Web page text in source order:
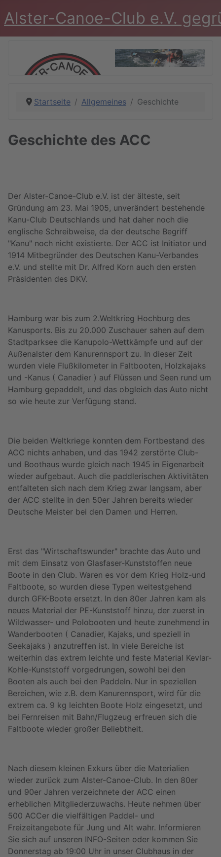
Alster-Canoe-Club e.V.
Startseite Allgemeines Geschichte
Geschichte des ACC
Der Alster-Canoe-Club e.V. ist der älteste, seit
Gründung am 23. Mai 1905, unverändert bestehende
Kanu-Club Deutschlands und hat daher noch die
englische Schreibweise, da der deutsche Begriff
"Kanu" noch nicht existierte. Der ACC ist Initiator und
1914 Mitbegründer des Deutschen Kanu-Verbandes
e.V. und stellte mit Dr. Alfred Korn auch den ersten
Präsidenten des DKV.
Hamburg war bis zum 2.Weltkrieg Hochburg des
Kanusports. Bis zu 20.000 Zuschauer sahen auf dem
Stadtparksee die Kanupolo-Wettkämpfe und auf der
Außenalster dem Kanurennsport zu. In dieser Zeit
wurden viele Flußkilometer in Faltbooten, Holzkajaks
und -Kanus ( Canadier ) auf Flüssen und Seen rund um
Hamburg gepaddelt, und das obgleich das Auto nicht
so wie heute zur Verfügung stand.
Die beiden Weltkriege konnten dem Fortbestand des
ACC nichts anhaben, und das 1942 zerstörte Club-
und Boothaus wurde gleich nach 1945 in Eigenarbeit
wieder aufgebaut. Auch die paddlerischen Aktivitäten
entfalteten sich nach dem Krieg zwar langsam, aber
der ACC stellte in den 50er Jahren bereits wieder
Deutsche Meister bei den Damen und Herren.
Erst das "Wirtschaftswunder" brachte das Auto und
mit dem Einsatz von Glasfaser-Kunststoffen neue
Boote in den Club. Waren es vor dem Krieg Holz-und
Faltboote, so wurden diese Typen weitestgehend
durch GFK-Boote ersetzt. In den 80er Jahren kam als
neues Material der PE-Kunststoff hinzu, der zuerst in
Wildwasser- und Polobooten und heute zunehmend in
Wanderbooten ( Canadier, Kajaks, und speziell in
Seekajaks ) anzutreffen ist. In viele Bereiche ist
weiterhin das extrem leichte und feste Material Kevlar-
Kohle-Kunststoff vorgedrungen, sowohl bei den
Booten als auch bei den Paddeln. Nur in speziellen
Bereichen, wie z.B. dem Kanurennsport, wird für die
extrem ca. 9 kg leichten Boote Holz eingesetzt, und
bei Fernreisen mit Bahn/Flugzeug erfreuen sich die
Faltboote wieder großer Beliebtheit.
Nach diesem kleinen Exkurs über die Materialien
wieder zurück zum Alster-Canoe-Club. In den 80er
und 90er Jahren verzeichnete der ACC einen
erheblichen Mitgliederzuwachs. Heute nehmen über
500 ACCer die vielfältigen Paddel- und
Freizeitangebote für Jung und Alt wahr. Informieren
Sie sich auf unseren INFO-Seiten oder kommen Sie
Donnerstag ab 19:00 Uhr in unser Clubhaus in der